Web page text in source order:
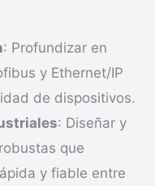
: Profundizar en
y Ethernet/IP
de dispositivos.
: Diseñar y
que
y fiable entre